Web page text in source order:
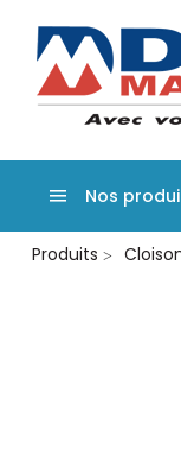
Aller
Nos
Produits